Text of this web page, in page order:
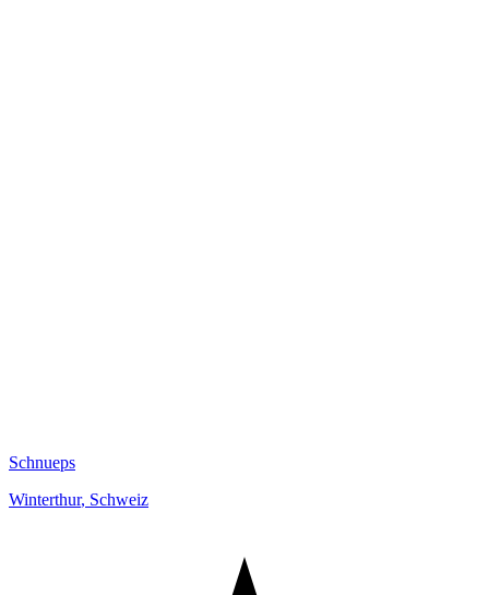
Schnueps
Winterthur, Schweiz